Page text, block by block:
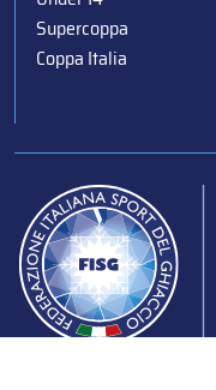
Supercoppa
Coppa Italia